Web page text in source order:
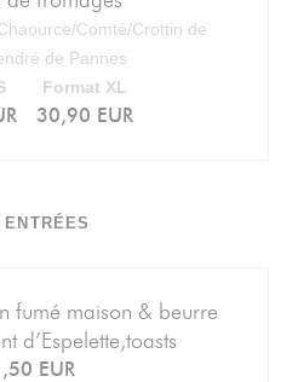
Comté/Crottin de
de Pannes
30,90 EUR
Format XL
ENTRÉES
fumé maison & beurre
d’Espelette,toasts
EUR